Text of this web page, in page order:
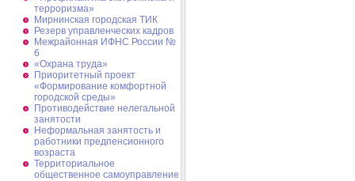
терроризма»
Мирнинская городская ТИК
Резерв управленческих кадров
Межрайонная ИФНС России №
6
«Охрана труда»
Приоритетный проект
«Формирование комфортной
городской среды»
Противодействие нелегальной
занятости
Неформальная занятость и
работники предпенсионного
возраста
Территориальное
общественное самоуправление